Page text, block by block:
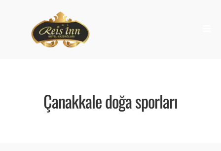
Çanakkale doğa sporları